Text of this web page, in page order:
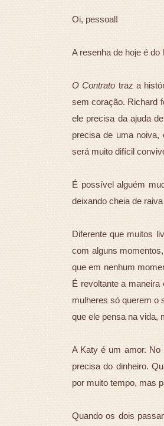
Oi, pessoal!
A resenha de hoje é do
O Contratotraz a
sem coração. Richard
ele precisa da ajuda
precisa de uma noiva,
será muito difícil
É possível alguém
deixando cheia de
Diferente que muitos
com alguns
que em nenhum
É revoltante a
mulheres só querem o
que ele pensa na vida,
A Katy é um amor. No
precisa do dinheiro.
por muito tempo, mas
Quando os dois